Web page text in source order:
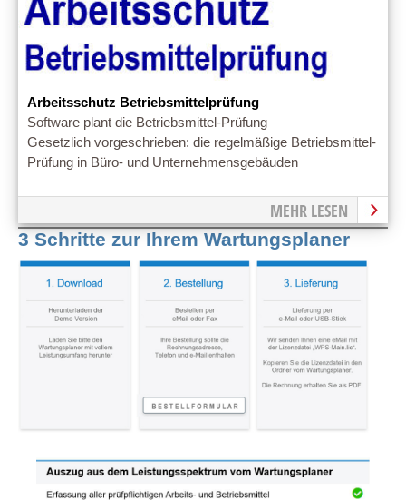
Arbeitsschutz Betriebsmittelprüfung
Software plant die Betriebsmittel-Prüfung
Gesetzlich vorgeschrieben: die regelmäßige Betriebsmittel-
Prüfung in Büro- und Unternehmensgebäuden
MEHR LESEN
3 Schritte zur Ihrem Wartungsplaner